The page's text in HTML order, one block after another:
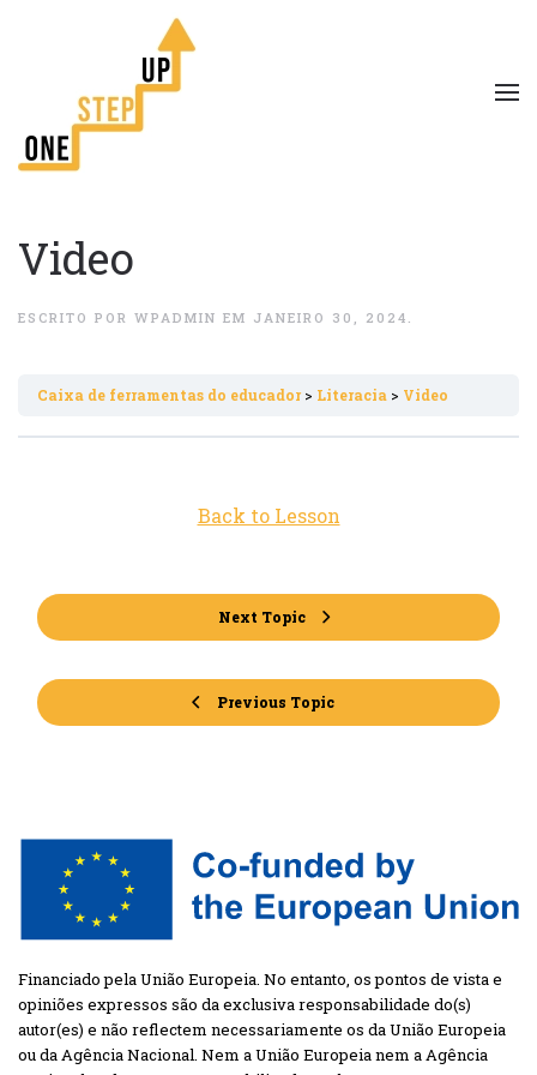
Video
ESCRITO POR WPADMIN EM JANEIRO 30, 2024 .
Caixa de ferramentas do educador Literacia Video
Previous Topic
Back to Lesson
Next Topic
Financiado pela União Europeia. No entanto, os pontos de vista e
opiniões expressos são da exclusiva responsabilidade do(s)
autor(es) e não reflectem necessariamente os da União Europeia
ou da Agência Nacional. Nem a União Europeia nem a Agência